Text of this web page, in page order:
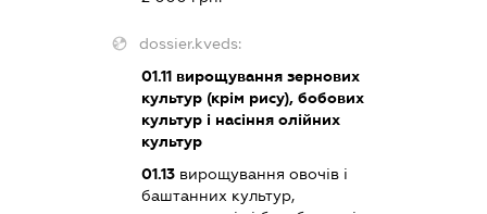
dossier.kveds:
01.11вирощування зернових
культур (крім рису), бобових
культур і насіння олійних
культур
01.13вирощування овочів і
баштанних культур,